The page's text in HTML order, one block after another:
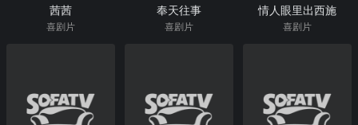
茜茜
喜剧片
奉天往事
喜剧片
情人眼里出西施
喜剧片